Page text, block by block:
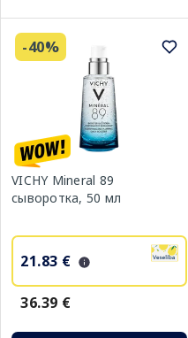
-40%
VICHY Mineral 89
сыворотка, 50 мл
21.83 €
36.39 €